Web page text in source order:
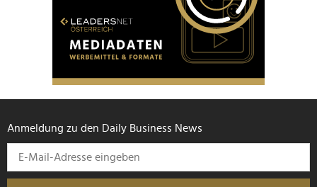
Anmeldung zu den Daily Business News